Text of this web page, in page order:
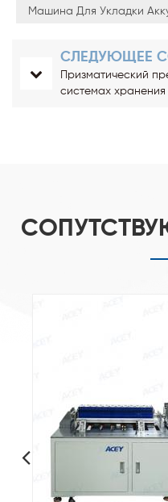
Машина Для Укладки
СЛЕДУЮЩЕЕ
Призматический
системах хранения